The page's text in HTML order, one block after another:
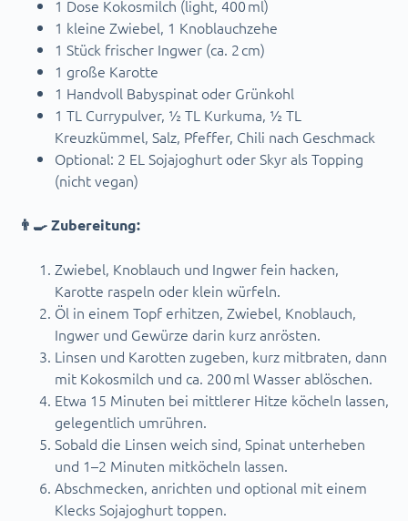
1 Dose Kokosmilch (light, 400 ml)
1 kleine Zwiebel, 1 Knoblauchzehe
1 Stück frischer Ingwer (ca. 2 cm)
1 große Karotte
1 Handvoll Babyspinat oder Grünkohl
1 TL Currypulver, ½ TL Kurkuma, ½ TL
Kreuzkümmel, Salz, Pfeffer, Chili nach Geschmack
Optional: 2 EL Sojajoghurt oder Skyr als Topping
(nicht vegan)
👨‍🍳 Zubereitung:
Zwiebel, Knoblauch und Ingwer fein hacken,
Karotte raspeln oder klein würfeln.
Öl in einem Topf erhitzen, Zwiebel, Knoblauch,
Ingwer und Gewürze darin kurz anrösten.
Linsen und Karotten zugeben, kurz mitbraten, dann
mit Kokosmilch und ca. 200 ml Wasser ablöschen.
Etwa 15 Minuten bei mittlerer Hitze köcheln lassen,
gelegentlich umrühren.
Sobald die Linsen weich sind, Spinat unterheben
und 1–2 Minuten mitköcheln lassen.
Abschmecken, anrichten und optional mit einem
Klecks Sojajoghurt toppen.